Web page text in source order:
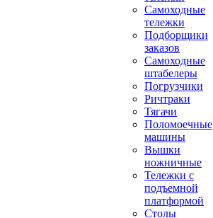
Самоходные
тележки
Подборщики
заказов
Самоходные
штабелеры
Погрузчики
Ричтраки
Тягачи
Поломоечные
машины
Вышки
ножничные
Тележки с
подъемной
платформой
Столы